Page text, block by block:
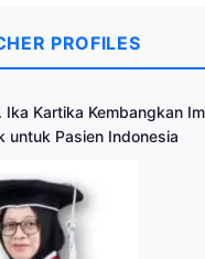
PROFILES
Ika Kartika Kembangkan
untuk Pasien Indonesia